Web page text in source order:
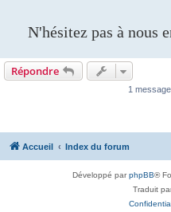
N'hésitez pas à nous
Répondre
1
Accueil Index du forum
Développé parphpBB®
Traduit